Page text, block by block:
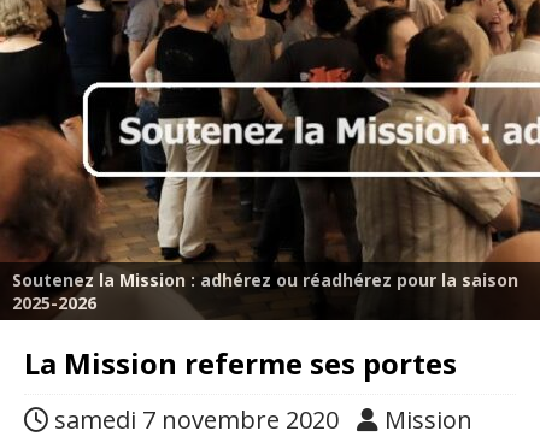
Soutenez la Mission : adhérez ou réadhérez pour la saison
2025-2026
La Mission referme ses portes
samedi 7 novembre 2020
Mission